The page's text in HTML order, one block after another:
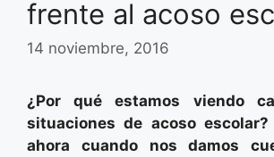
frente al acoso
14 noviembre, 2016
¿Por qué estamos viendo
situaciones de acoso
ahora cuando nos damos